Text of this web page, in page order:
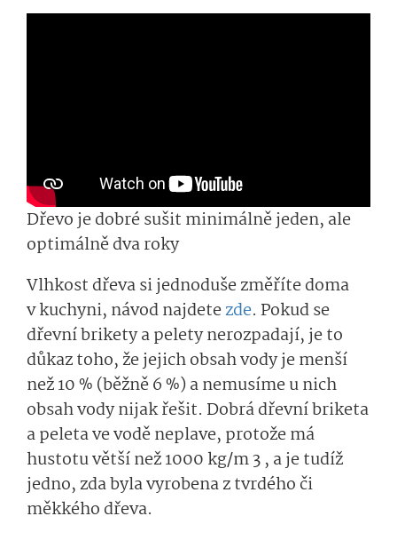
Dřevo je dobré sušit minimálně jeden, ale
optimálně dva roky
Vlhkost dřeva si jednoduše změříte doma
v kuchyni, návod najdetezde. Pokud se
dřevní brikety a pelety nerozpadají, je to
důkaz toho, že jejich obsah vody je menší
než 10 % (běžně 6 %) a nemusíme u nich
obsah vody nijak řešit. Dobrá dřevní briketa
a peleta ve vodě neplave, protože má
hustotu větší než 1000 kg/m 3 , a je tudíž
jedno, zda byla vyrobena z tvrdého či
měkkého dřeva.